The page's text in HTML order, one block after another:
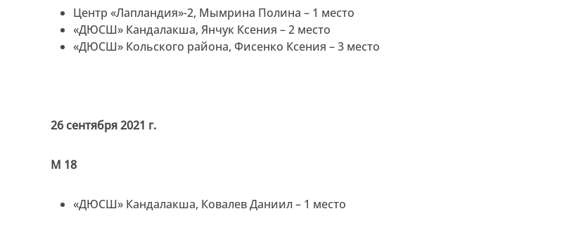
Центр «Лапландия»-2, Мымрина Полина – 1 место
«ДЮСШ» Кандалакша, Янчук Ксения – 2 место
«ДЮСШ» Кольского района, Фисенко Ксения – 3 место
26 сентября 2021 г.
М 18
«ДЮСШ» Кандалакша, Ковалев Даниил – 1 место